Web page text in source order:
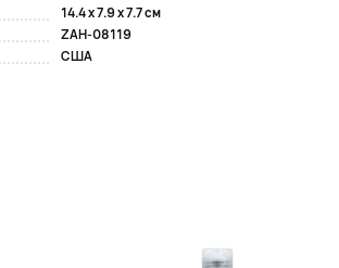
14.4 x 7.9 x 7.7 см
ZAH-08119
США